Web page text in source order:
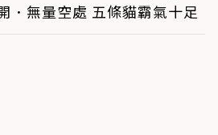
．無量空處 五條貓霸氣十足